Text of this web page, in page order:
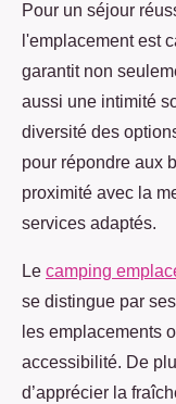
Pour un séjour
l'emplacement est
garantit non
aussi une intimité
diversité des
pour répondre aux
proximité avec la
services adaptés.
Le camping
se distingue par
les emplacements
accessibilité. De
d’apprécier la